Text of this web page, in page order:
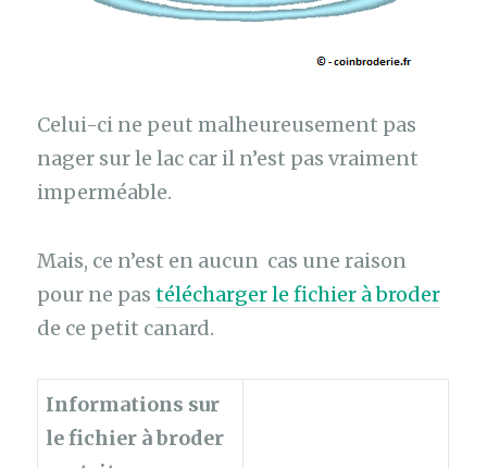
Celui-ci ne peut malheureusement pas
nager sur le lac car il n’est pas vraiment
imperméable.
Mais, ce n’est en aucun cas une raison
pour ne pastélécharger le fichier à broder
de ce petit canard.
Informations sur
le fichier à broder